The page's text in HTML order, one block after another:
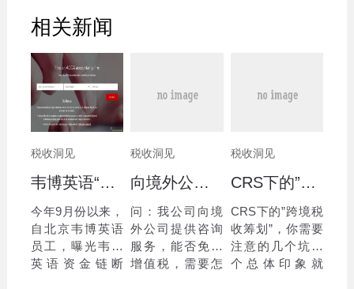
相关新闻
税收洞见
韦博英语“跑路了”！消费者应怎么选择服务商？
今年9月份以来，
自北京韦博英语
员工，曝光韦博
英语资金链断
税收洞见
向境外公司提供咨询服务能否免征增值税
问：我公司向境
外公司提供咨询
服务，能否免征
增值税，需要怎
税收洞见
CRS下的”跨境税收筹划”，你需要注意的几个坑
CRS下的”跨境税
收筹划”，你需要
注意的几个坑一
个总体印象就